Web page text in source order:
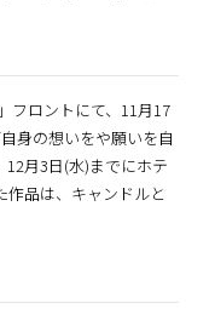
フロントにて、11月17
身の想いをや願いを自
月3日(水)までにホテ
作品は、キャンドルと